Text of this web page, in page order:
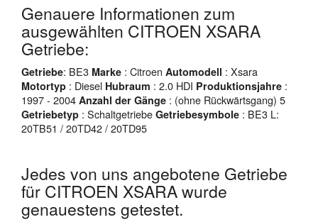
Genauere Informationen zum
ausgewählten CITROEN XSARA
Getriebe:
Getriebe: BE3 Marke : Citroen Automodell : Xsara
Motortyp : Diesel Hubraum : 2.0 HDI Produktionsjahre :
1997 - 2004 Anzahl der Gänge : (ohne Rückwärtsgang) 5
Getriebetyp : Schaltgetriebe Getriebesymbole : BE3 L:
20TB51 / 20TD42 / 20TD95
Jedes von uns angebotene Getriebe
für CITROEN XSARA wurde
genauestens getestet.